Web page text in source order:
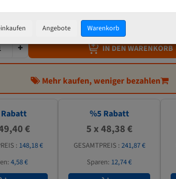
50,92 €
zzgl.Versandkosten
IN DEN WARENKORB
Mehr kaufen, weniger bezahlen
€
: 148,18 €
4,58 €
%5Rabatt
5 x 48,38 €
GESAMTPREIS :241,87 €
Sparen: 12,74 €
Angebote Warenkorb